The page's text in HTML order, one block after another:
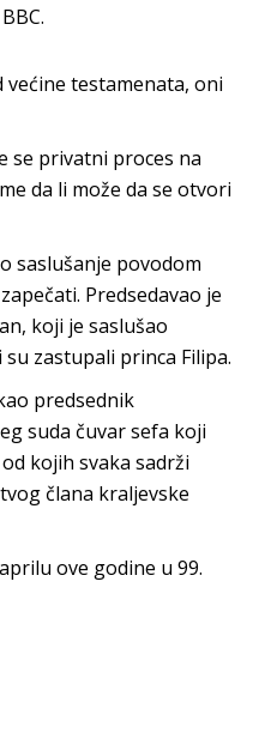
većine testamenata, oni
se privatni proces na
da li može da se otvori
saslušanje povodom
Predsedavao je
koji je saslušao
zastupali princa Filipa.
predsednik
suda čuvar sefa koji
kojih svaka sadrži
člana kraljevske
ove godine u 99.